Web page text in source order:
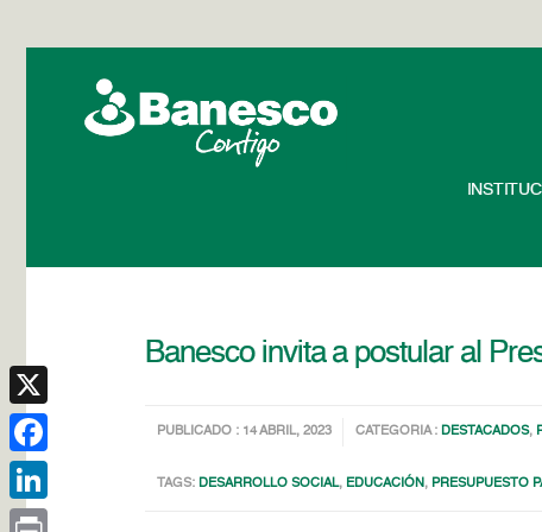
Banesco invita a postular al
PUBLICADO : 14 ABRIL, 2023 CATEGORIA : DESTACADOS,
TAGS: DESARROLLO SOCIAL, EDUCACIÓN , PRESUPUESTO
X
Facebook
LinkedIn